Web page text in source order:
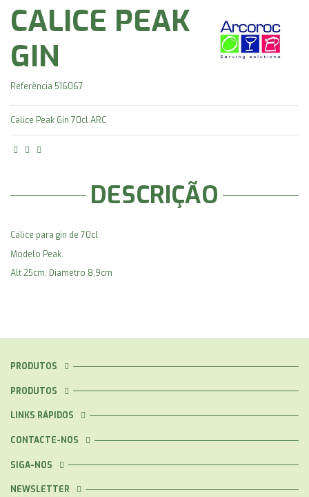
CALICE PEAK
GIN
Referência 516067
Calice Peak Gin 70cl ARC
DESCRIÇÃO
Cálice para gin de 70cl
Modelo Peak.
Alt 25cm, Diametro 8,9cm
PRODUTOS
PRODUTOS
LINKS RÁPIDOS
CONTACTE-NOS
SIGA-NOS
NEWSLETTER